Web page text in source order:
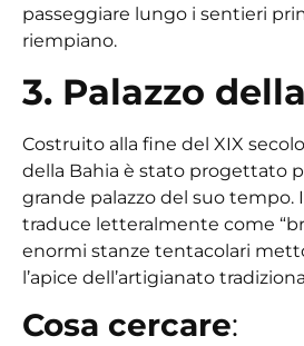
passeggiare lungo i sentieri
riempiano.
3. Palazzo
Costruito alla fine del XIX
della Bahia è stato progettato
grande palazzo del suo tempo.
traduce letteralmente come
enormi stanze tentacolari
l’apice dell’artigianato
Cosa cercare: